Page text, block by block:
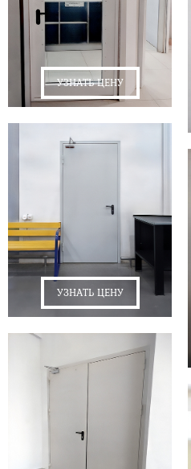
УЗНАТЬ ЦЕНУ
УЗНАТЬ ЦЕНУ